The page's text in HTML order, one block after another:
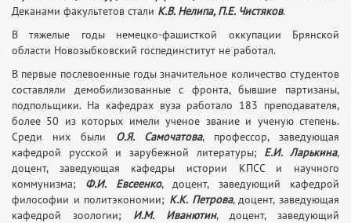
Деканами факультетов стали К.В. Нелипа, П.Е. Чистяков.
В тяжелые годы немецко-фашисткой оккупации Брянской
области Новозыбковский госпединститут не работал.
В первые послевоенные годы значительное количество студентов
составляли демобилизованные с фронта, бывшие партизаны,
подпольщики. На кафедрах вуза работало 183 преподавателя,
более 50 из которых имели ученое звание и ученую степень.
Среди них были О.Я. Самочатова, профессор, заведующая
кафедрой русской и зарубежной литературы; Е.И. Ларькина,
доцент, заведующая кафедры истории КПСС и научного
коммунизма; Ф.И. Евсеенко, доцент, заведующий кафедрой
философии и политэкономии; К.К. Петрова, доцент, заведующая
кафедрой зоологии; И.М. Иванютин, доцент, заведующий